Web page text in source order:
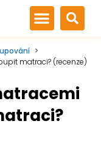
matraci? (recenze)